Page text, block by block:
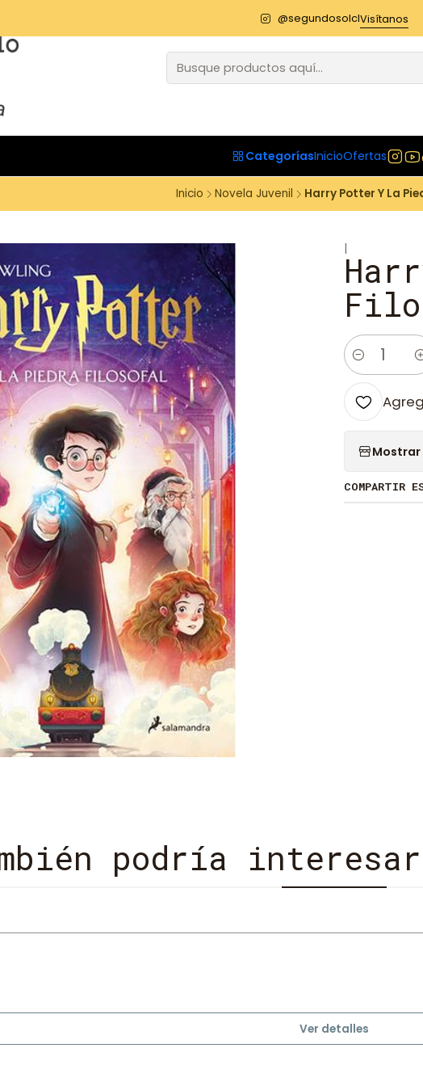
CategoríasInicioOfertas
@segundosolclVisítanos
Inicio Novela Juvenil Harry Potter Y La
|
Cantidad
COMPARTIR
podría
Ver detalles